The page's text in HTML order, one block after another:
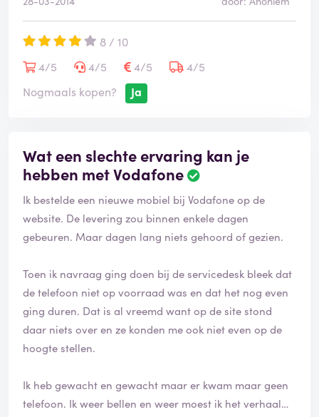
8 / 10
4/5
4/5 4/5
4/5
Nogmaals kopen?
Ja
Wat een slechte ervaring kan je
hebben met Vodafone
Ik bestelde een nieuwe mobiel bij Vodafone op de
website. De levering zou binnen enkele dagen
gebeuren. Maar dagen lang niets gehoord of gezien.
Toen ik navraag ging doen bij de servicedesk bleek dat
de telefoon niet op voorraad was en dat het nog even
ging duren. Dat is al vreemd want op de site stond
daar niets over en ze konden me ook niet even op de
hoogte stellen.
Ik heb gewacht en gewacht maar er kwam maar geen
telefoon. Ik weer bellen en weer moest ik het verhaal